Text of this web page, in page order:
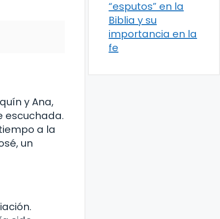
y Ana,
escuchada.
a la
un
“esputos” en la
Biblia y su
importancia en la
fe